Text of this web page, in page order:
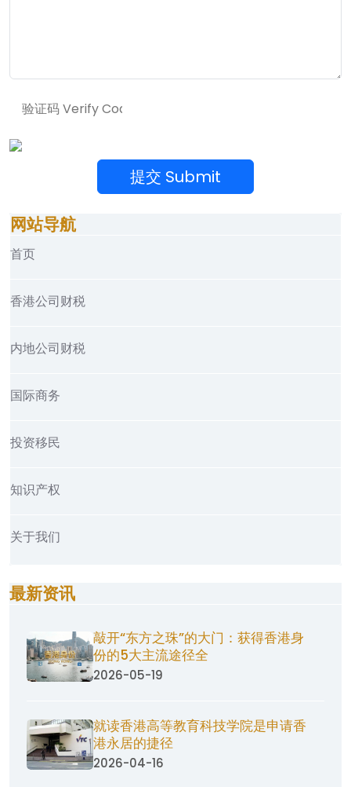
网站导航
首页
香港公司财税
内地公司财税
国际商务
投资移民
知识产权
关于我们
最新资讯
敲开“东方之珠”的大门：获得香港身
份的5大主流途径全
2026-05-19
就读香港高等教育科技学院是申请香
港永居的捷径
2026-04-16